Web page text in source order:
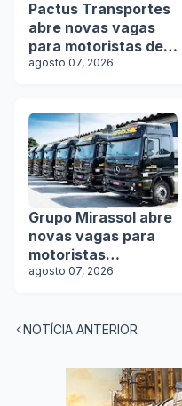
Pactus Transportes
abre novas vagas
para motoristas de
rodotrens
agosto 07, 2026
Grupo Mirassol abre
novas vagas para
motoristas
categoria D e E
agosto 07, 2026
NOTÍCIA ANTERIOR